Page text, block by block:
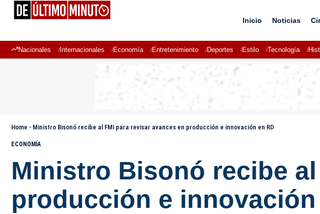
Inicio Noticias
Nacionales Internacionales Economía Entretenimiento Deportes Estilo Tecnología
Home - Ministro Bisonó recibe al FMI para revisar avances en producción e innovación en RD
ECONOMÍA
Ministro Bisonó recibe
producción e innovación